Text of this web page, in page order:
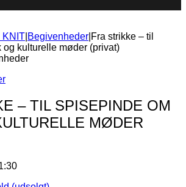
KNIT Begivenheder Fra strikke – til
og kulturelle møder (privat)
– TIL SPISEPINDE OM
MØDER